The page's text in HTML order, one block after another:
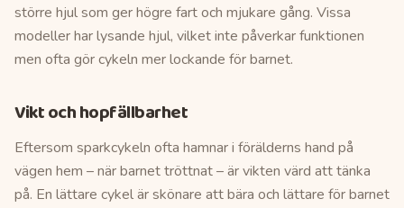
större hjul som ger högre fart och mjukare gång. Vissa
modeller har lysande hjul, vilket inte påverkar funktionen
men ofta gör cykeln mer lockande för barnet.
Vikt och hopfällbarhet
Eftersom sparkcykeln ofta hamnar i förälderns hand på
vägen hem – när barnet tröttnat – är vikten värd att tänka
på. En lättare cykel är skönare att bära och lättare för barnet